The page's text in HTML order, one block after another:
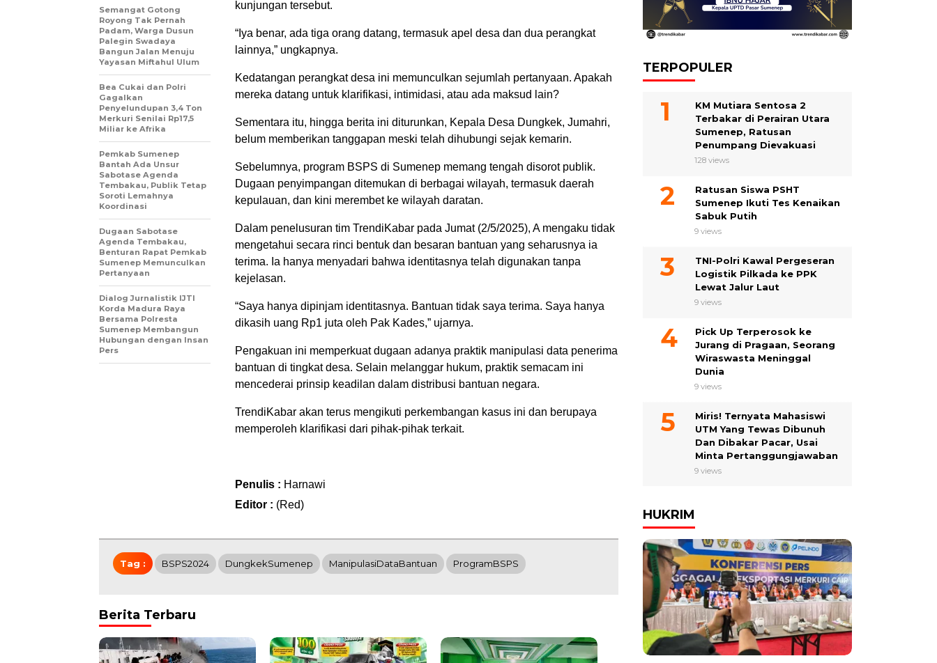
kunjungan tersebut.
“Iya benar, ada tiga orang datang, termasuk apel desa dan dua perangkat
lainnya,” ungkapnya.
Kedatangan perangkat desa ini memunculkan sejumlah pertanyaan. Apakah
mereka datang untuk klarifikasi, intimidasi, atau ada maksud lain?
Sementara itu, hingga berita ini diturunkan, Kepala Desa Dungkek, Jumahri,
belum memberikan tanggapan meski telah dihubungi sejak kemarin.
Sebelumnya, program BSPS di Sumenep memang tengah disorot publik.
Dugaan penyimpangan ditemukan di berbagai wilayah, termasuk daerah
kepulauan, dan kini merembet ke wilayah daratan.
Dalam penelusuran tim TrendiKabar pada Jumat (2/5/2025), A mengaku tidak
mengetahui secara rinci bentuk dan besaran bantuan yang seharusnya ia
terima. Ia hanya menyadari bahwa identitasnya telah digunakan tanpa
kejelasan.
“Saya hanya dipinjam identitasnya. Bantuan tidak saya terima. Saya hanya
dikasih uang Rp1 juta oleh Pak Kades,” ujarnya.
Pengakuan ini memperkuat dugaan adanya praktik manipulasi data penerima
bantuan di tingkat desa. Selain melanggar hukum, praktik semacam ini
mencederai prinsip keadilan dalam distribusi bantuan negara.
TrendiKabar akan terus mengikuti perkembangan kasus ini dan berupaya
memperoleh klarifikasi dari pihak-pihak terkait.
Penulis : Harnawi
Editor : (Red)
Semangat Gotong
Royong Tak Pernah
Padam, Warga Dusun
Palegin Swadaya
Bangun Jalan Menuju
Yayasan Miftahul Ulum
Bea Cukai dan Polri
Gagalkan
Penyelundupan 3,4 Ton
Merkuri Senilai Rp17,5
Miliar ke Afrika
Pemkab Sumenep
Bantah Ada Unsur
Sabotase Agenda
Tembakau, Publik Tetap
Soroti Lemahnya
Koordinasi
Dugaan Sabotase
Agenda Tembakau,
Benturan Rapat Pemkab
Sumenep Memunculkan
Pertanyaan
Dialog Jurnalistik IJTI
Korda Madura Raya
Bersama Polresta
Sumenep Membangun
Hubungan dengan Insan
Pers
Tag : BSPS2024 DungkekSumenep ManipulasiDataBantuan ProgramBSPS
Berita Terbaru
TERPOPULER
KM Mutiara Sentosa 2
Terbakar di Perairan Utara
Sumenep, Ratusan
Penumpang Dievakuasi
128 views
Ratusan Siswa PSHT
Sumenep Ikuti Tes Kenaikan
Sabuk Putih
9 views
TNI-Polri Kawal Pergeseran
Logistik Pilkada ke PPK
Lewat Jalur Laut
9 views
Pick Up Terperosok ke
Jurang di Pragaan, Seorang
Wiraswasta Meninggal
Dunia
9 views
Miris! Ternyata Mahasiswi
UTM Yang Tewas Dibunuh
Dan Dibakar Pacar, Usai
Minta Pertanggungjawaban
9 views
HUKRIM